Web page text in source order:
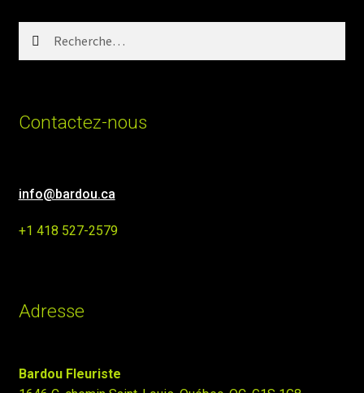
Contactez-nous
info@bardou.ca
+1 418 527-2579
Adresse
Bardou Fleuriste